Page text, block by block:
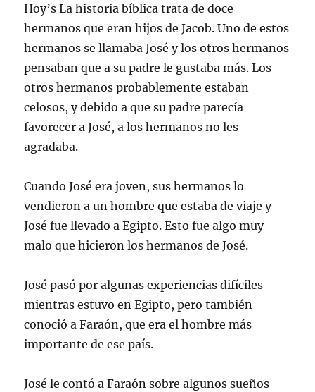
Hoy’s La historia bíblica trata de doce
hermanos que eran hijos de Jacob. Uno de estos
hermanos se llamaba José y los otros hermanos
pensaban que a su padre le gustaba más. Los
otros hermanos probablemente estaban
celosos, y debido a que su padre parecía
favorecer a José, a los hermanos no les
agradaba.
Cuando José era joven, sus hermanos lo
vendieron a un hombre que estaba de viaje y
José fue llevado a Egipto. Esto fue algo muy
malo que hicieron los hermanos de José.
José pasó por algunas experiencias difíciles
mientras estuvo en Egipto, pero también
conoció a Faraón, que era el hombre más
importante de ese país.
José le contó a Faraón sobre algunos sueños